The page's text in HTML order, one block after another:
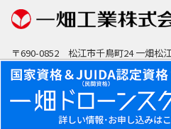
〒690-0852 松江市千鳥町24 一畑松
TEL (代表)：0852-21-5242
FAX：0852-31-0561
Copyright © 2023 Ichibata Kougyo Co.,Ltd. Allright